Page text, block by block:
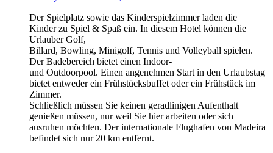
Der Spielplatz sowie das Kinderspielzimmer laden die
Kinder zu Spiel & Spaß ein. In diesem Hotel können die
Urlauber Golf,
Billard, Bowling, Minigolf, Tennis und Volleyball spielen.
Der Badebereich bietet einen Indoor-
und Outdoorpool. Einen angenehmen Start in den Urlaubstag
bietet entweder ein Frühstücksbuffet oder ein Frühstück im
Zimmer.
Schließlich müssen Sie keinen geradlinigen Aufenthalt
genießen müssen, nur weil Sie hier arbeiten oder sich
ausruhen möchten. Der internationale Flughafen von Madeira
befindet sich nur 20 km entfernt.